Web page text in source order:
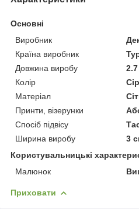
Основні
Виробник
Країна виробник
Довжина виробу
Колір
Матеріал
Принти, візерунки
Спосіб підвісу
Ширина виробу
3
Користувальницькі
Малюнок
Приховати